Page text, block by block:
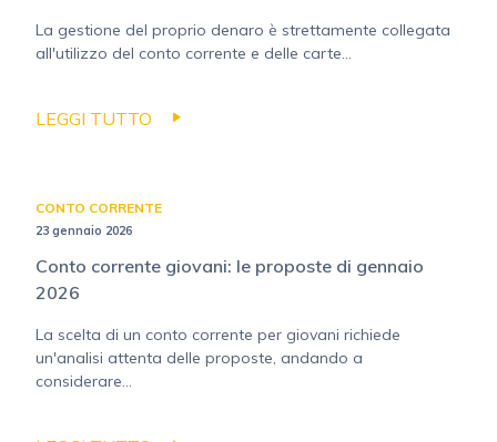
La gestione del proprio denaro è strettamente collegata
all'utilizzo del conto corrente e delle carte...
LEGGI TUTTO
CONTO CORRENTE
23 gennaio 2026
Conto corrente giovani: le proposte di gennaio
2026
La scelta di un conto corrente per giovani richiede
un'analisi attenta delle proposte, andando a
considerare...